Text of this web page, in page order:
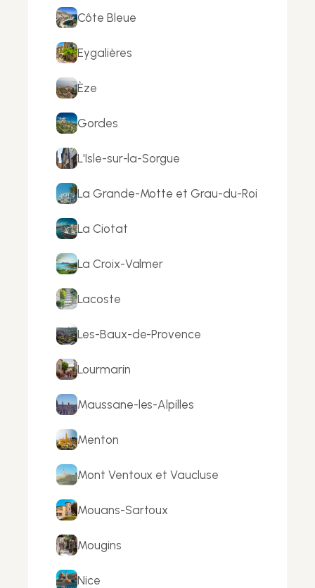
Côte Bleue
Eygalières
Èze
Gordes
L'Isle-sur-la-Sorgue
La Grande-Motte et Grau-du-Roi
La Ciotat
La Croix-Valmer
Lacoste
Les-Baux-de-Provence
Lourmarin
Maussane-les-Alpilles
Menton
Mont Ventoux et Vaucluse
Mouans-Sartoux
Mougins
Nice